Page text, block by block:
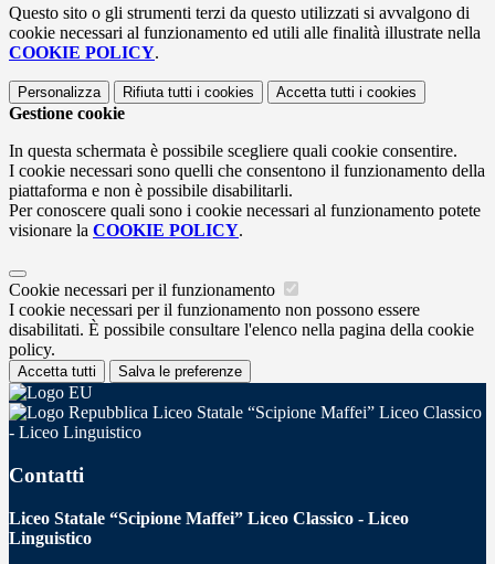
Questo sito o gli strumenti terzi da questo utilizzati si avvalgono di
cookie necessari al funzionamento ed utili alle finalità illustrate nella
COOKIE POLICY.
Personalizza Rifiuta tutti i cookies Accetta tutti i cookies
Gestione cookie
In questa schermata è possibile scegliere quali cookie consentire.
I cookie necessari sono quelli che consentono il funzionamento della
piattaforma e non è possibile disabilitarli.
Per conoscere quali sono i cookie necessari al funzionamento potete
visionare la COOKIE POLICY.
Cookie necessari per il funzionamento
I cookie necessari per il funzionamento non possono essere
disabilitati. È possibile consultare l'elenco nella pagina della cookie
policy.
Accetta tutti Salva le preferenze
Liceo Statale “Scipione Maffei” Liceo Classico
- Liceo Linguistico
Contatti
Liceo Statale “Scipione Maffei” Liceo Classico - Liceo
Linguistico